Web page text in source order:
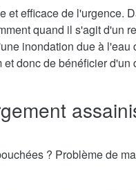
et efficace de l'urgence.
quand il s'agit d'un
inondation due à l'eau
donc de bénéficier
? Problème de